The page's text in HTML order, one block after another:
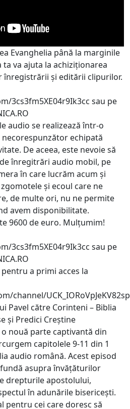
Evanghelia până la marginile
va ajuta la achiziționarea
înregistrării și editării clipurilor.
3cs3fm5XE04r9Ik3cc sau pe
audio se realizează într-o
echipată
De aceea, este nevoie să
înregitrări audio mobil, pe
în care lucrăm acum și
și ecoul care ne
de multe ori, nu ne permite
avem disponibilitate.
9600 de euro. Mulțumim!
3cs3fm5XE04r9Ik3cc sau pe
a primi acces la
channel/
Pavel către Corinteni – Biblia
și Predici Creștine
nouă parte captivantă din
capitolele 9-11 din 1
audio română. Acest episod
asupra învățăturilor
drepturile apostolului,
în adunările bisericești.
pentru cei care doresc să